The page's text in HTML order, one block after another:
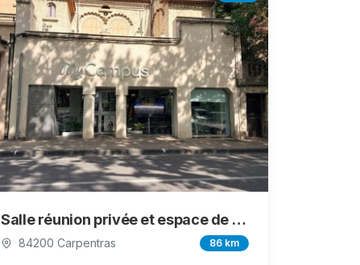
Salle réunion privée et espace de travail partagé
84200 Carpentras 86 km